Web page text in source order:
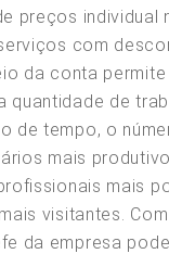
preços individual
com
da conta
quantidade de
de tempo, o
mais
mais
visitantes.
da empresa